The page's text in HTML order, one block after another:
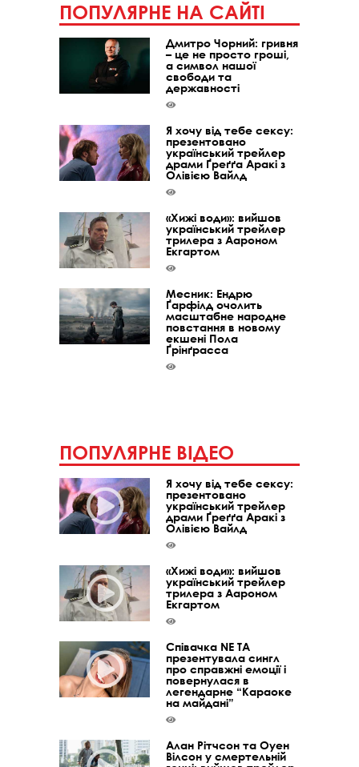
ПОПУЛЯРНЕ НА САЙТІ
Дмитро Чорний: гривня
– це не просто гроші,
а символ нашої
свободи та
державності
Я хочу від тебе сексу:
презентовано
український трейлер
драми Ґреґґа Аракі з
Олівією Вайлд
«Хижі води»: вийшов
український трейлер
трилера з Аароном
Екгартом
Месник: Ендрю
Ґарфілд очолить
масштабне народне
повстання в новому
екшені Пола
Ґрінґрасса
ПОПУЛЯРНЕ ВІДЕО
Я хочу від тебе сексу:
презентовано
український трейлер
драми Ґреґґа Аракі з
Олівією Вайлд
«Хижі води»: вийшов
український трейлер
трилера з Аароном
Екгартом
Співачка NE TA
презентувала сингл
про справжні емоції і
повернулася в
легендарне “Караоке
на майдані”
Алан Рітчсон та Оуен
Вілсон у смертельній